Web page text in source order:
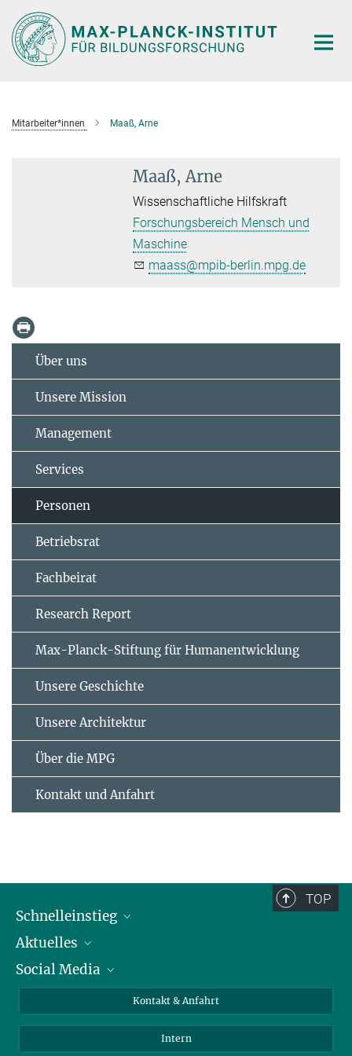
Hauptinhalt
Mitarbeiter*innen Maaß, Arne
Maaß, Arne
Wissenschaftliche Hilfskraft
Forschungsbereich Mensch und
Maschine
maass@mpib-berlin.mpg.de
Über uns
Unsere Mission
Management
Services
Personen
Betriebsrat
Fachbeirat
Research Report
Max-Planck-Stiftung für Humanentwicklung
Unsere Geschichte
Unsere Architektur
Über die MPG
Kontakt und Anfahrt
TOP
Schnelleinstieg
Personen
Pressebereich
Aktuelles
Stellenangebote
Social Media
LinkedIn
Kontakt & Anfahrt
Intern